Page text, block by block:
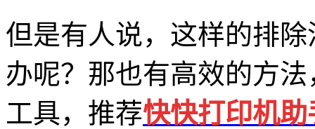
但是有人说，这样的排
办呢？那也有高效的方
工具，推荐快快打印机